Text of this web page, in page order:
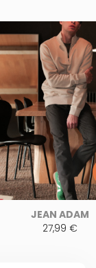
JEAN ADAM
27,99 €